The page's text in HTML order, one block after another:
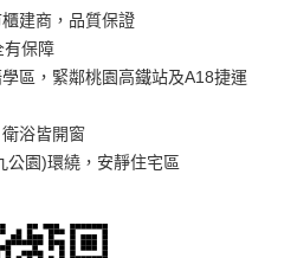
建商，品質保證
有保障
區，緊鄰桃園高鐵站及A18捷運
浴皆開窗
公園)環繞，安靜住宅區